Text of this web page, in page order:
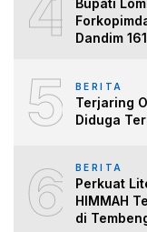
Bupati
Dandim
5 BERITA
Terjaring
Diduga
6 BERITA
Perkuat
HIMMAH
di